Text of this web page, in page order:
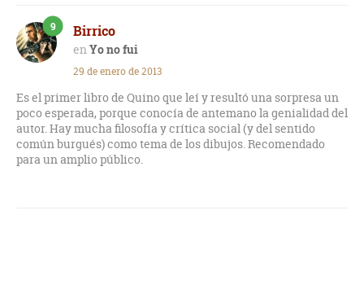
Birrico
Yo no fui
9
29 de enero de 2013
Es el primer libro de Quino que leí y resultó una sorpresa un
poco esperada, porque conocía de antemano la genialidad del
autor. Hay mucha filosofía y crítica social (y del sentido
común burgués) como tema de los dibujos. Recomendado
para un amplio público.